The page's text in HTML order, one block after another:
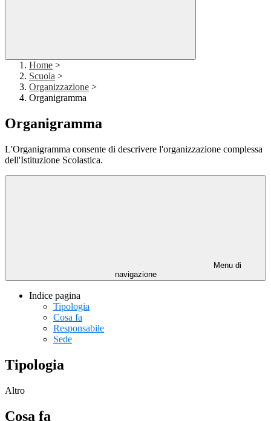
Home >
Scuola >
Organizzazione >
Organigramma
Organigramma
L'Organigramma consente di descrivere l'organizzazione complessa
dell'Istituzione Scolastica.
Menu di
navigazione
Indice pagina
Tipologia
Cosa fa
Responsabile
Sede
Tipologia
Altro
Cosa fa